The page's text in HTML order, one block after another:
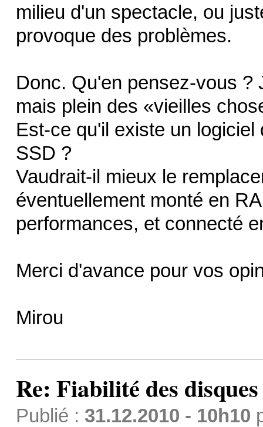
milieu d'un spectacle, ou
provoque des problèmes.
Donc. Qu'en pensez-vous ?
mais plein des «vieilles
Est-ce qu'il existe un
SSD ?
Vaudrait-il mieux le
éventuellement monté en
performances, et connecté
Merci d'avance pour vos
Mirou
Re: Fiabilité des
Publié : 31.12.2010 - 10h10